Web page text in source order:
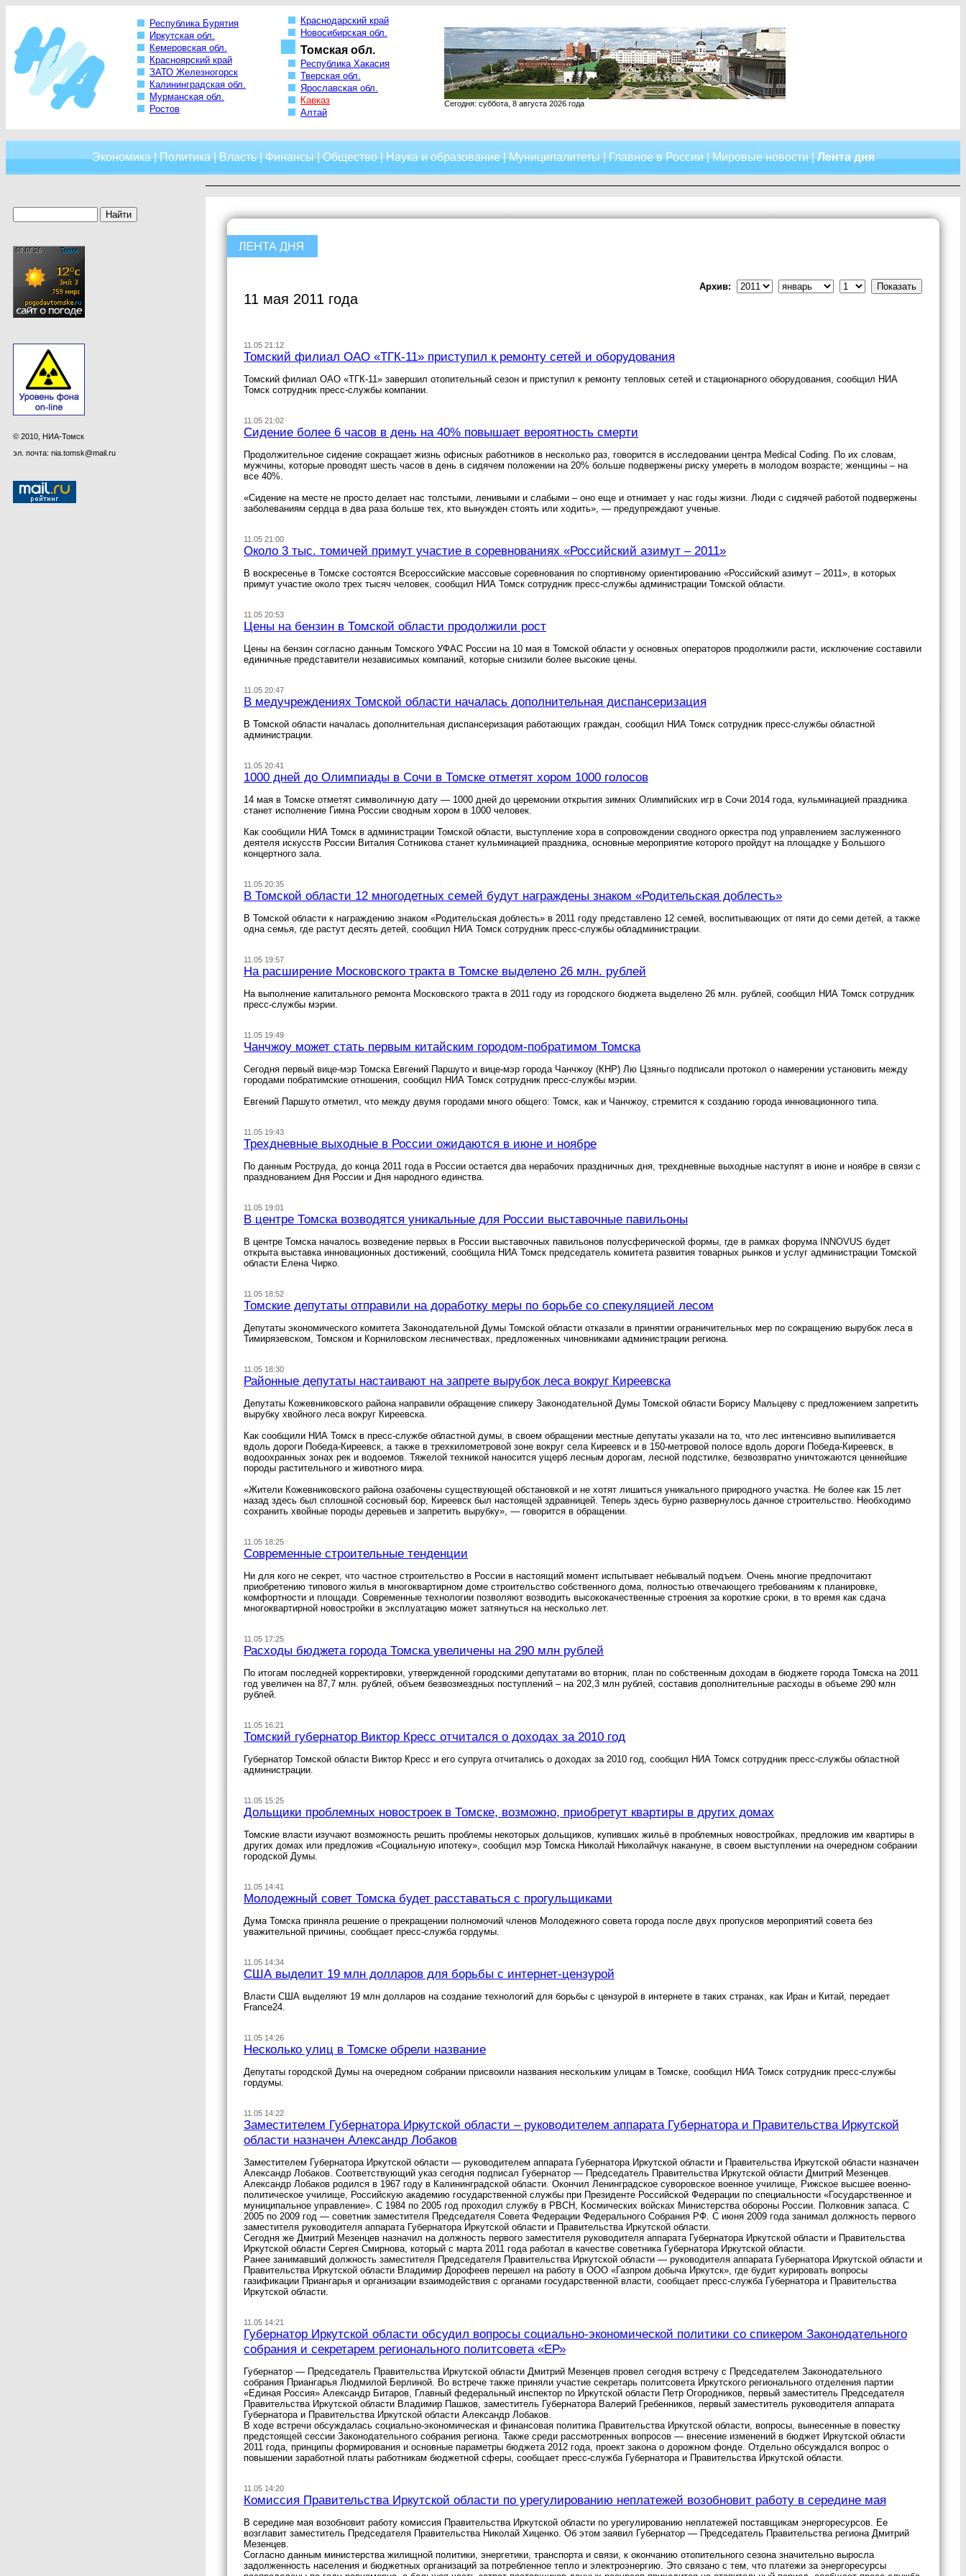
Республика Бурятия
Иркутская обл.
Кемеровская обл.
Красноярский край
ЗАТО Железногорск
Калининградская обл.
Мурманская обл.
Ростов
Краснодарский край
Новосибирская обл.
Томская обл.
Республика Хакасия
Тверская обл.
Ярославская обл.
Кавказ
Алтай
Сегодня: суббота, 8 августа 2026 года
Экономика|Политика|Власть|Финансы|Общество|Наука и образование|Муниципалитеты|Главное в России|Мировые новости|Лента дня
© 2010, НИА-Томск
эл. почта: nia.tomsk@mail.ru
11 мая 2011 года
Архив:
11.05 21:12
Томский филиал ОАО «ТГК-11» приступил к ремонту сетей и оборудования
Томский филиал ОАО «ТГК-11» завершил отопительный сезон и приступил к ремонту тепловых сетей и стационарного оборудования, сообщил НИА
Томск сотрудник пресс-службы компании.
11.05 21:02
Сидение более 6 часов в день на 40% повышает вероятность смерти
Продолжительное сидение сокращает жизнь офисных работников в несколько раз, говорится в исследовании центра Medical Coding. По их словам,
мужчины, которые проводят шесть часов в день в сидячем положении на 20% больше подвержены риску умереть в молодом возрасте; женщины – на
все 40%.
«Сидение на месте не просто делает нас толстыми, ленивыми и слабыми – оно еще и отнимает у нас годы жизни. Люди с сидячей работой подвержены
заболеваниям сердца в два раза больше тех, кто вынужден стоять или ходить», — предупреждают ученые.
11.05 21:00
Около 3 тыс. томичей примут участие в соревнованиях «Российский азимут – 2011»
В воскресенье в Томске состоятся Всероссийские массовые соревнования по спортивному ориентированию «Российский азимут – 2011», в которых
примут участие около трех тысяч человек, сообщил НИА Томск сотрудник пресс-службы администрации Томской области.
11.05 20:53
Цены на бензин в Томской области продолжили рост
Цены на бензин согласно данным Томского УФАС России на 10 мая в Томской области у основных операторов продолжили расти, исключение составили
единичные представители независимых компаний, которые снизили более высокие цены.
11.05 20:47
В медучреждениях Томской области началась дополнительная диспансеризация
В Томской области началась дополнительная диспансеризация работающих граждан, сообщил НИА Томск сотрудник пресс-службы областной
администрации.
11.05 20:41
1000 дней до Олимпиады в Сочи в Томске отметят хором 1000 голосов
14 мая в Томске отметят символичную дату — 1000 дней до церемонии открытия зимних Олимпийских игр в Сочи 2014 года, кульминацией праздника
станет исполнение Гимна России сводным хором в 1000 человек.
Как сообщили НИА Томск в администрации Томской области, выступление хора в сопровождении сводного оркестра под управлением заслуженного
деятеля искусств России Виталия Сотникова станет кульминацией праздника, основные мероприятие которого пройдут на площадке у Большого
концертного зала.
11.05 20:35
В Томской области 12 многодетных семей будут награждены знаком «Родительская доблесть»
В Томской области к награждению знаком «Родительская доблесть» в 2011 году представлено 12 семей, воспитывающих от пяти до семи детей, а также
одна семья, где растут десять детей, сообщил НИА Томск сотрудник пресс-службы обладминистрации.
11.05 19:57
На расширение Московского тракта в Томске выделено 26 млн. рублей
На выполнение капитального ремонта Московского тракта в 2011 году из городского бюджета выделено 26 млн. рублей, сообщил НИА Томск сотрудник
пресс-службы мэрии.
11.05 19:49
Чанчжоу может стать первым китайским городом-побратимом Томска
Сегодня первый вице-мэр Томска Евгений Паршуто и вице-мэр города Чанчжоу (КНР) Лю Цзяньго подписали протокол о намерении установить между
городами побратимские отношения, сообщил НИА Томск сотрудник пресс-службы мэрии.
Евгений Паршуто отметил, что между двумя городами много общего: Томск, как и Чанчжоу, стремится к созданию города инновационного типа.
11.05 19:43
Трехдневные выходные в России ожидаются в июне и ноябре
По данным Роструда, до конца 2011 года в России остается два нерабочих праздничных дня, трехдневные выходные наступят в июне и ноябре в связи с
празднованием Дня России и Дня народного единства.
11.05 19:01
В центре Томска возводятся уникальные для России выставочные павильоны
В центре Томска началось возведение первых в России выставочных павильонов полусферической формы, где в рамках форума INNOVUS будет
открыта выставка инновационных достижений, сообщила НИА Томск председатель комитета развития товарных рынков и услуг администрации Томской
области Елена Чирко.
11.05 18:52
Томские депутаты отправили на доработку меры по борьбе со спекуляцией лесом
Депутаты экономического комитета Законодательной Думы Томской области отказали в принятии ограничительных мер по сокращению вырубок леса в
Тимирязевском, Томском и Корниловском лесничествах, предложенных чиновниками администрации региона.
11.05 18:30
Районные депутаты настаивают на запрете вырубок леса вокруг Киреевска
Депутаты Кожевниковского района направили обращение спикеру Законодательной Думы Томской области Борису Мальцеву с предложением запретить
вырубку хвойного леса вокруг Киреевска.
Как сообщили НИА Томск в пресс-службе областной думы, в своем обращении местные депутаты указали на то, что лес интенсивно выпиливается
вдоль дороги Победа-Киреевск, а также в трехкилометровой зоне вокруг села Киреевск и в 150-метровой полосе вдоль дороги Победа-Киреевск, в
водоохранных зонах рек и водоемов. Тяжелой техникой наносится ущерб лесным дорогам, лесной подстилке, безвозвратно уничтожаются ценнейшие
породы растительного и животного мира.
«Жители Кожевниковского района озабочены существующей обстановкой и не хотят лишиться уникального природного участка. Не более как 15 лет
назад здесь был сплошной сосновый бор, Киреевск был настоящей здравницей. Теперь здесь бурно развернулось дачное строительство. Необходимо
сохранить хвойные породы деревьев и запретить вырубку», — говорится в обращении.
11.05 18:25
Современные строительные тенденции
Ни для кого не секрет, что частное строительство в России в настоящий момент испытывает небывалый подъем. Очень многие предпочитают
приобретению типового жилья в многоквартирном доме строительство собственного дома, полностью отвечающего требованиям к планировке,
комфортности и площади. Современные технологии позволяют возводить высококачественные строения за короткие сроки, в то время как сдача
многоквартирной новостройки в эксплуатацию может затянуться на несколько лет.
11.05 17:25
Расходы бюджета города Томска увеличены на 290 млн рублей
По итогам последней корректировки, утвержденной городскими депутатами во вторник, план по собственным доходам в бюджете города Томска на 2011
год увеличен на 87,7 млн. рублей, объем безвозмездных поступлений – на 202,3 млн рублей, составив дополнительные расходы в объеме 290 млн
рублей.
11.05 16:21
Томский губернатор Виктор Кресс отчитался о доходах за 2010 год
Губернатор Томской области Виктор Кресс и его супруга отчитались о доходах за 2010 год, сообщил НИА Томск сотрудник пресс-службы областной
администрации.
11.05 15:25
Дольщики проблемных новостроек в Томске, возможно, приобретут квартиры в других домах
Томские власти изучают возможность решить проблемы некоторых дольщиков, купивших жильё в проблемных новостройках, предложив им квартиры в
других домах или предложив «Социальную ипотеку», сообщил мэр Томска Николай Николайчук накануне, в своем выступлении на очередном собрании
городской Думы.
11.05 14:41
Молодежный совет Томска будет расставаться с прогульщиками
Дума Томска приняла решение о прекращении полномочий членов Молодежного совета города после двух пропусков мероприятий совета без
уважительной причины, сообщает пресс-служба гордумы.
11.05 14:34
США выделит 19 млн долларов для борьбы с интернет-цензурой
Власти США выделяют 19 млн долларов на создание технологий для борьбы с цензурой в интернете в таких странах, как Иран и Китай, передает
France24.
11.05 14:26
Несколько улиц в Томске обрели название
Депутаты городской Думы на очередном собрании присвоили названия нескольким улицам в Томске, сообщил НИА Томск сотрудник пресс-службы
гордумы.
11.05 14:22
Заместителем Губернатора Иркутской области – руководителем аппарата Губернатора и Правительства Иркутской
области назначен Александр Лобаков
Заместителем Губернатора Иркутской области — руководителем аппарата Губернатора Иркутской области и Правительства Иркутской области назначен
Александр Лобаков. Соответствующий указ сегодня подписал Губернатор — Председатель Правительства Иркутской области Дмитрий Мезенцев.
Александр Лобаков родился в 1967 году в Калининградской области. Окончил Ленинградское суворовское военное училище, Рижское высшее военно-
политическое училище, Российскую академию государственной службы при Президенте Российской Федерации по специальности «Государственное и
муниципальное управление». С 1984 по 2005 год проходил службу в РВСН, Космических войсках Министерства обороны России. Полковник запаса. С
2005 по 2009 год — советник заместителя Председателя Совета Федерации Федерального Собрания РФ. С июня 2009 года занимал должность первого
заместителя руководителя аппарата Губернатора Иркутской области и Правительства Иркутской области.
Сегодня же Дмитрий Мезенцев назначил на должность первого заместителя руководителя аппарата Губернатора Иркутской области и Правительства
Иркутской области Сергея Смирнова, который с марта 2011 года работал в качестве советника Губернатора Иркутской области.
Ранее занимавший должность заместителя Председателя Правительства Иркутской области — руководителя аппарата Губернатора Иркутской области и
Правительства Иркутской области Владимир Дорофеев перешел на работу в ООО «Газпром добыча Иркутск», где будит курировать вопросы
газификации Приангарья и организации взаимодействия с органами государственной власти, сообщает пресс-служба Губернатора и Правительства
Иркутской области.
11.05 14:21
Губернатор Иркутской области обсудил вопросы социально-экономической политики со спикером Законодательного
собрания и секретарем регионального политсовета «ЕР»
Губернатор — Председатель Правительства Иркутской области Дмитрий Мезенцев провел сегодня встречу с Председателем Законодательного
собрания Приангарья Людмилой Берлиной. Во встрече также приняли участие секретарь политсовета Иркутского регионального отделения партии
«Единая Россия» Александр Битаров, Главный федеральный инспектор по Иркутской области Петр Огородников, первый заместитель Председателя
Правительства Иркутской области Владимир Пашков, заместитель Губернатора Валерий Гребенников, первый заместитель руководителя аппарата
Губернатора и Правительства Иркутской области Александр Лобаков.
В ходе встречи обсуждалась социально-экономическая и финансовая политика Правительства Иркутской области, вопросы, вынесенные в повестку
предстоящей сессии Законодательного собрания региона. Также среди рассмотренных вопросов — внесение изменений в бюджет Иркутской области
2011 года, принципы формирования и основные параметры бюджета 2012 года, проект закона о дорожном фонде. Отдельно обсуждался вопрос о
повышении заработной платы работникам бюджетной сферы, сообщает пресс-служба Губернатора и Правительства Иркутской области.
11.05 14:20
Комиссия Правительства Иркутской области по урегулированию неплатежей возобновит работу в середине мая
В середине мая возобновит работу комиссия Правительства Иркутской области по урегулированию неплатежей поставщикам энергоресурсов. Ее
возглавит заместитель Председателя Правительства Николай Хиценко. Об этом заявил Губернатор — Председатель Правительства региона Дмитрий
Мезенцев.
Согласно данным министерства жилищной политики, энергетики, транспорта и связи, к окончанию отопительного сезона значительно выросла
задолженность населения и бюджетных организаций за потребленное тепло и электроэнергию. Это связано с тем, что платежи за энергоресурсы